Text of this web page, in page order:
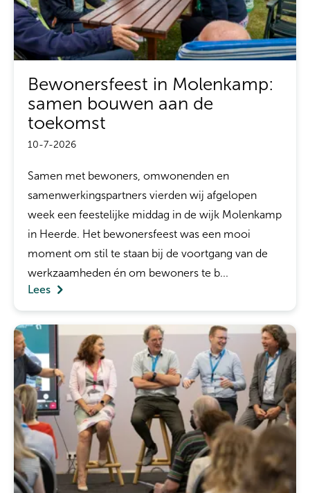
Bewonersfeest in Molenkamp:
samen bouwen aan de
toekomst
10-7-2026
Samen met bewoners, omwonenden en
samenwerkingspartners vierden wij afgelopen
week een feestelijke middag in de wijk Molenkamp
in Heerde. Het bewonersfeest was een mooi
moment om stil te staan bij de voortgang van de
werkzaamheden én om bewoners te b...
Lees